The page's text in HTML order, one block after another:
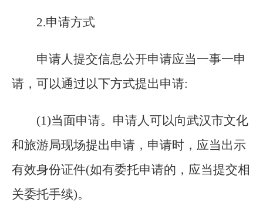
2.申请方式
申请人提交信息公开申请应当一事一申
请，可以通过以下方式提出申请:
(1)当面申请。申请人可以向武汉市文化
和旅游局现场提出申请，申请时，应当出示
有效身份证件(如有委托申请的，应当提交相
关委托手续)。